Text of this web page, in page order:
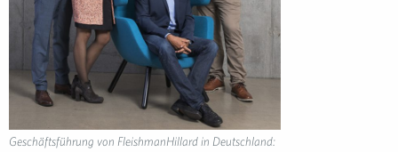
Geschäftsführung von FleishmanHillard in Deutschland: